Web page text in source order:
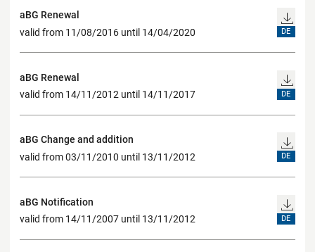
aBG Renewal
valid from 11/08/2016 until 14/04/2020
DE
aBG Renewal
valid from 14/11/2012 until 14/11/2017
DE
aBG Change and addition
valid from 03/11/2010 until 13/11/2012
DE
aBG Notification
valid from 14/11/2007 until 13/11/2012
DE